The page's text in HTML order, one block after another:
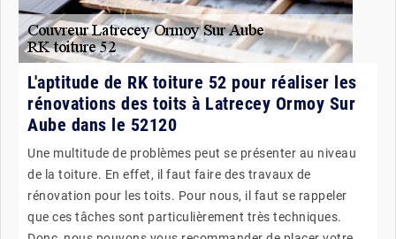
L'aptitude de RK toiture 52 pour réaliser les
rénovations des toits à Latrecey Ormoy Sur
Aube dans le 52120
Une multitude de problèmes peut se présenter au niveau
de la toiture. En effet, il faut faire des travaux de
rénovation pour les toits. Pour nous, il faut se rappeler
que ces tâches sont particulièrement très techniques.